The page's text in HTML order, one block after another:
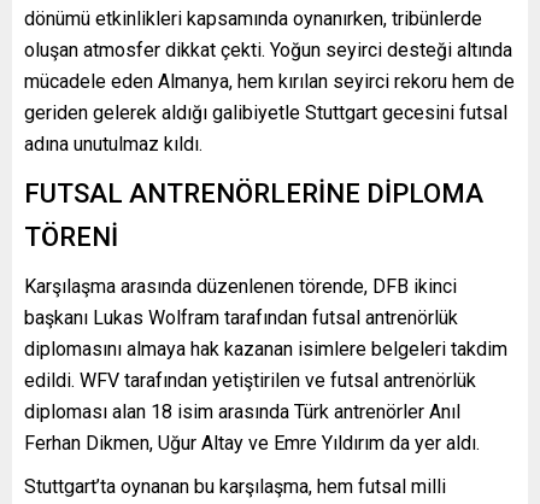
dönümü etkinlikleri kapsamında oynanırken, tribünlerde
oluşan atmosfer dikkat çekti. Yoğun seyirci desteği altında
mücadele eden Almanya, hem kırılan seyirci rekoru hem de
geriden gelerek aldığı galibiyetle Stuttgart gecesini futsal
adına unutulmaz kıldı.
FUTSAL ANTRENÖRLERİNE DİPLOMA
TÖRENİ
Karşılaşma arasında düzenlenen törende, DFB ikinci
başkanı Lukas Wolfram tarafından futsal antrenörlük
diplomasını almaya hak kazanan isimlere belgeleri takdim
edildi. WFV tarafından yetiştirilen ve futsal antrenörlük
diploması alan 18 isim arasında Türk antrenörler Anıl
Ferhan Dikmen, Uğur Altay ve Emre Yıldırım da yer aldı.
Stuttgart’ta oynanan bu karşılaşma, hem futsal milli